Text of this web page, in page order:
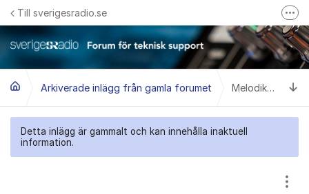
Hoppa till innehåll
Till sverigesradio.se
Frågor & svar om Sveriges Radio
Felanmäl problem med radiomottagning hos Teracom
Arkiverade inlägg från gamla forumet Melodikrysset
Detta inlägg är gammalt och kan innehålla inaktuell
information.